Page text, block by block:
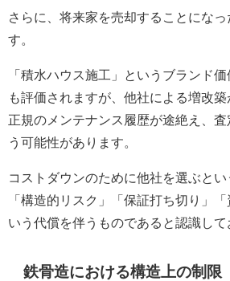
さらに、将来家を売却することになっ
す。
「積水ハウス施工」というブランド
も評価されますが、他社による増改築
正規のメンテナンス履歴が途絶え、査
う可能性があります。
コストダウンのために他社を選ぶと
「構造的リスク」「保証打ち切り」
いう代償を伴うものであると認識して
鉄骨造における構造上の制限